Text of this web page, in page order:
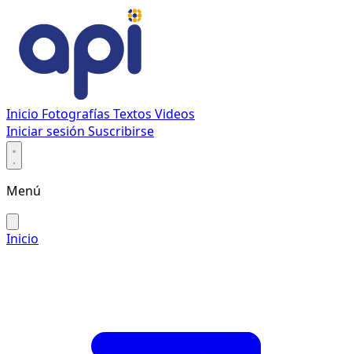
Inicio Fotografías Textos Videos
Iniciar sesión Suscribirse
Menú
Inicio